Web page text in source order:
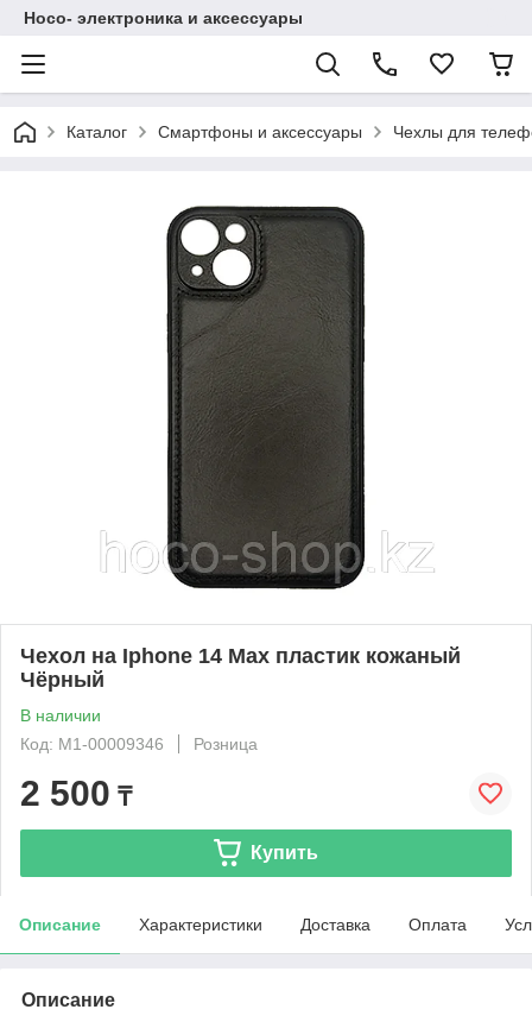
Hoco- электроника и аксессуары
Каталог Смартфоны и аксессуары Чехлы для
Чехол на Iphone 14 Max пластик кожаный
Чёрный
В наличии
Код: М1-00009346
Розница
2 500 ₸
Купить
Описание Характеристики Доставка Оплата
Описание